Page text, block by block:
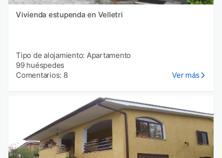
Vivienda estupenda en Velletri
Tipo de alojamiento: Apartamento
99 huéspedes
Comentarios: 8
Ver más